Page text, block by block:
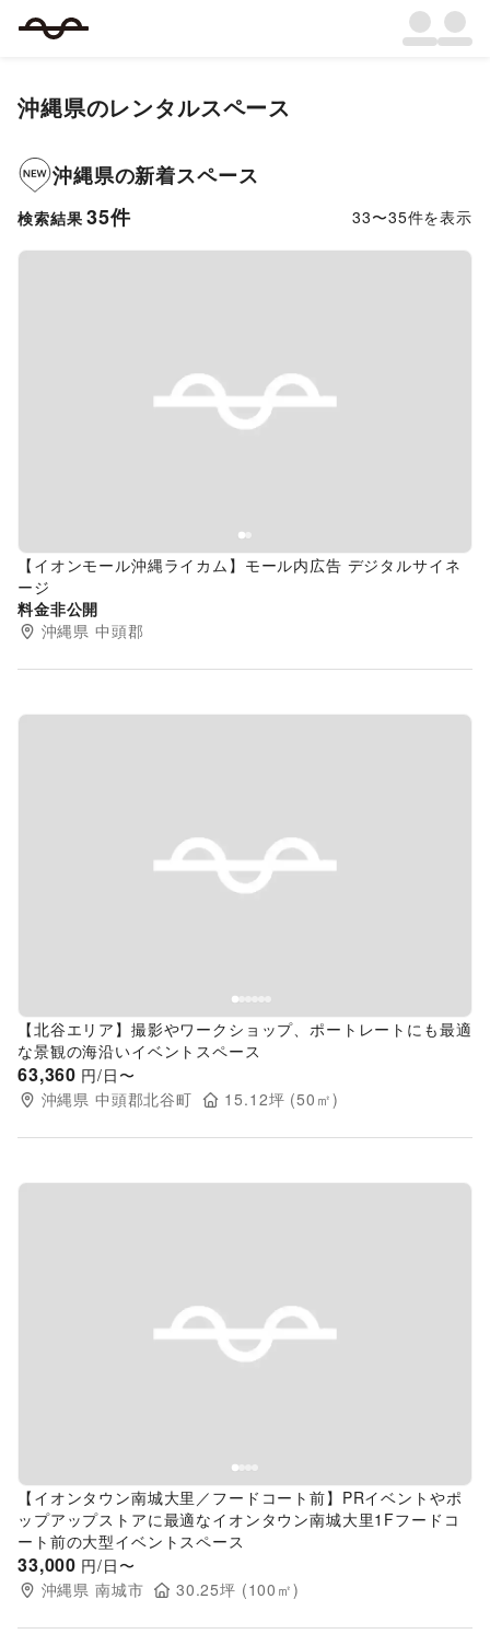
沖縄県のレンタルスペース
沖縄県の新着スペース
検索結果 35件 33〜35件を表示
Previous slide
【イオンモール沖縄ライカム】モール内広告 デジタルサイネ
ージ
料金非公開
沖縄県 中頭郡
Previous slide
【北谷エリア】撮影やワークショップ、ポートレートにも最適
な景観の海沿いイベントスペース
63,360 円/日〜
沖縄県 中頭郡北谷町 15.12坪 (50 ㎡)
Previous slide
【イオンタウン南城大里／フードコート前】PRイベントやポ
ップアップストアに最適なイオンタウン南城大里1Fフードコ
ート前の大型イベントスペース
33,000 円/日〜
沖縄県 南城市 30.25坪 (100 ㎡)